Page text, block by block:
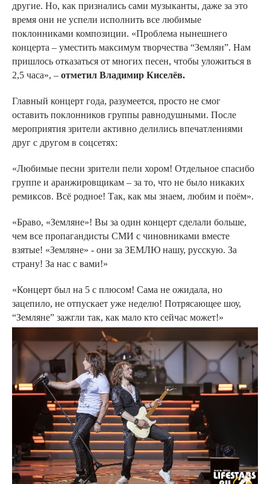
другие. Но, как признались сами музыканты, даже за это
время они не успели исполнить все любимые
поклонниками композиции. «Проблема нынешнего
концерта – уместить максимум творчества “Землян”. Нам
пришлось отказаться от многих песен, чтобы уложиться в
2,5 часа», – отметил Владимир Киселёв.
Главный концерт года, разумеется, просто не смог
оставить поклонников группы равнодушными. После
мероприятия зрители активно делились впечатлениями
друг с другом в соцсетях:
«Любимые песни зрители пели хором! Отдельное спасибо
группе и аранжировщикам – за то, что не было никаких
ремиксов. Всё родное! Так, как мы знаем, любим и поём».
«Браво, «Земляне»! Вы за один концерт сделали больше,
чем все пропагандисты СМИ с чиновниками вместе
взятые! «Земляне» - они за ЗЕМЛЮ нашу, русскую. За
страну! За нас с вами!»
«Концерт был на 5 с плюсом! Сама не ожидала, но
зацепило, не отпускает уже неделю! Потрясающее шоу,
“Земляне” зажгли так, как мало кто сейчас может!»